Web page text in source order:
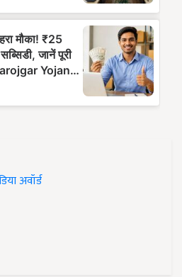
अवॉर्ड